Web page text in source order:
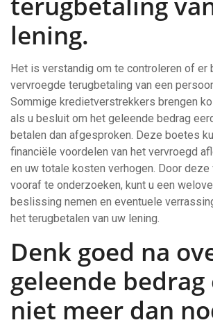
lening.
Het is verstandig om te controleren of er
vervroegde terugbetaling van een
Sommige kredietverstrekkers brengen
als u besluit om het geleende bedrag
betalen dan afgesproken. Deze boetes
financiële voordelen van het vervroegd
en uw totale kosten verhogen. Door deze
vooraf te onderzoeken, kunt u een
beslissing nemen en eventuele
het terugbetalen van uw lening.
Denk goed na
geleende bedrag
niet meer dan